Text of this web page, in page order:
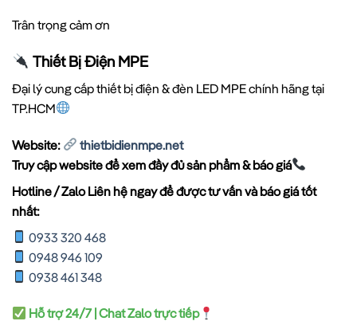
Trân trọng cảm ơn
Thiết Bị Điện MPE
Đại lý cung cấp thiết bị điện & đèn LED MPE chính hãng tại
TP.HCM
Website:
thietbidienmpe.net
Truy cập website để xem đầy đủ sản phẩm & báo giá
Hotline / Zalo Liên hệ ngay để được tư vấn và báo giá tốt
nhất:
0933 320 468
0948 946 109
0938 461 348
Hỗ trợ 24/7 | Chat Zalo trực tiếp